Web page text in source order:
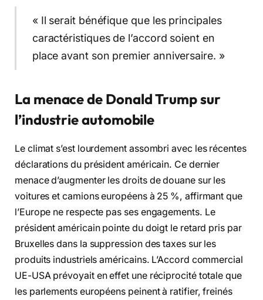
« Il serait bénéfique que les principales
caractéristiques de l’accord soient en
place avant son premier anniversaire. »
La menace de Donald Trump sur
l’industrie automobile
Le climat s’est lourdement assombri avec les récentes
déclarations du président américain. Ce dernier
menace d’augmenter les droits de douane sur les
voitures et camions européens à 25 %, affirmant que
l’Europe ne respecte pas ses engagements. Le
président américain pointe du doigt le retard pris par
Bruxelles dans la suppression des taxes sur les
produits industriels américains. L’Accord commercial
UE-USA prévoyait en effet une réciprocité totale que
les parlements européens peinent à ratifier, freinés